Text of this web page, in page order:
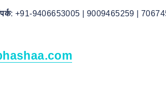
: +91-9406653005 | 9009465259 |